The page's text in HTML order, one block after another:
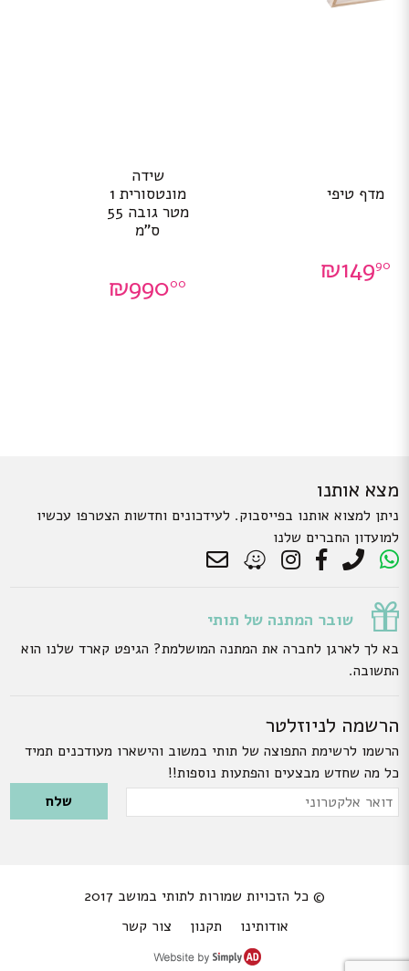
מדף טיפי
₪14990
שידה
מונטסורית 1
מטר גובה 55
ס”מ
₪99000
מצא אותנו
ניתן למצוא אותנו בפייסבוק. לעידכונים וחדשות הצטרפו עכשיו
למועדון החברים שלנו
שובר המתנה של תותי
בא לך לארגן לחברה את המתנה המושלמת? הגיפט קארד שלנו הוא
התשובה.
הרשמה לניוזלטר
הרשמו לרשימת התפוצה של תותי במשוב והישארו מעודכנים תמיד
כל מה שחדש מבצעים והפתעות נוספות!!
Please leave this field empty.
דואר
© כל הזכויות שמורות לתותי במושב 2017
אודותינו
תקנון צור קשר